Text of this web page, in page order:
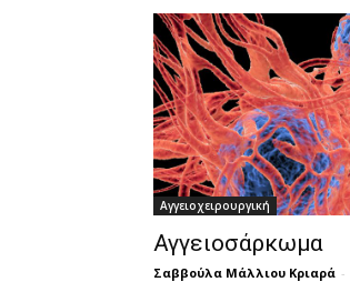
Αγγειοχειρουργική
Αγγειοσάρκωμα
Σαββούλα Μάλλιου Κριαρά -